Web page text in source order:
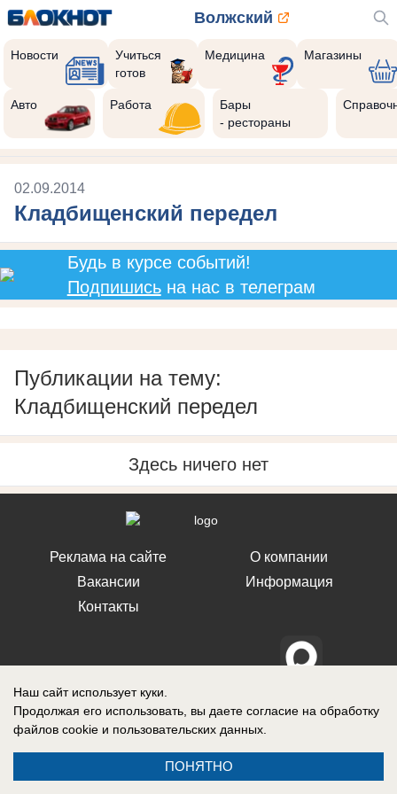
Волжский
Новости
Учиться
готов
Медицина Магазины
Авто Работа
Бары
- рестораны
02.09.2014
Кладбищенский передел
Будь в курсе событий!
Подпишисьна нас в телеграм
Публикации на тему:
Кладбищенский передел
Здесь ничего нет
Реклама на сайте
Вакансии
Контакты
О компании
Информация
Свидетельство о регистрации СМИ: Эл № ФС 77-76240, выдано
Федеральной службой по надзору в сфере связи, информационных
технологий и массовых коммуникаций (Роскомнадзор) 19 июля 2019 г.
Наш сайт использует куки.
Продолжая его использовать, вы даете согласие на обработку
файлов cookie и пользовательских данных.
ПОНЯТНО